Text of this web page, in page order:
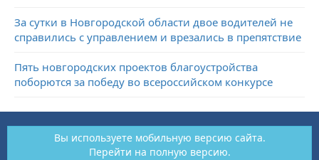
За сутки в Новгородской области двое водителей не
справились с управлением и врезались в препятствие
Пять новгородских проектов благоустройства
поборются за победу во всероссийском конкурсе
Вы используете мобильную версию сайта.
Перейти на полную версию.